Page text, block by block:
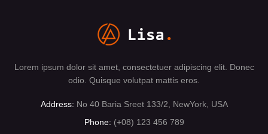
Lorem ipsum dolor sit amet, consectetuer adipiscing elit. Donec
odio. Quisque volutpat mattis eros.
Address: No 40 Baria Sreet 133/2, NewYork, USA
Phone: (+08) 123 456 789